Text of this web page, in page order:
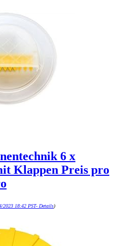
6 x
Klappen Preis pro
2023 18:42 PST- Details)